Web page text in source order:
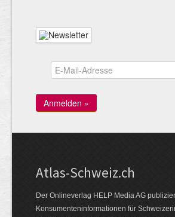
Atlas-Schweiz.ch
Der Onlineverlag HELP Media AG
Konsumenten­infor­mationen für